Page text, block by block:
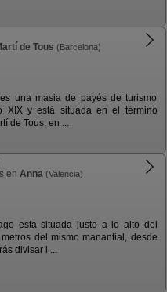
de Tous (Barcelona)
una masia de payés de turismo
XIX y está situada en el término
de Tous, en ...
en Anna (Valencia)
esta situada justo a lo alto del
del mismo manantial, desde
divisar l ...